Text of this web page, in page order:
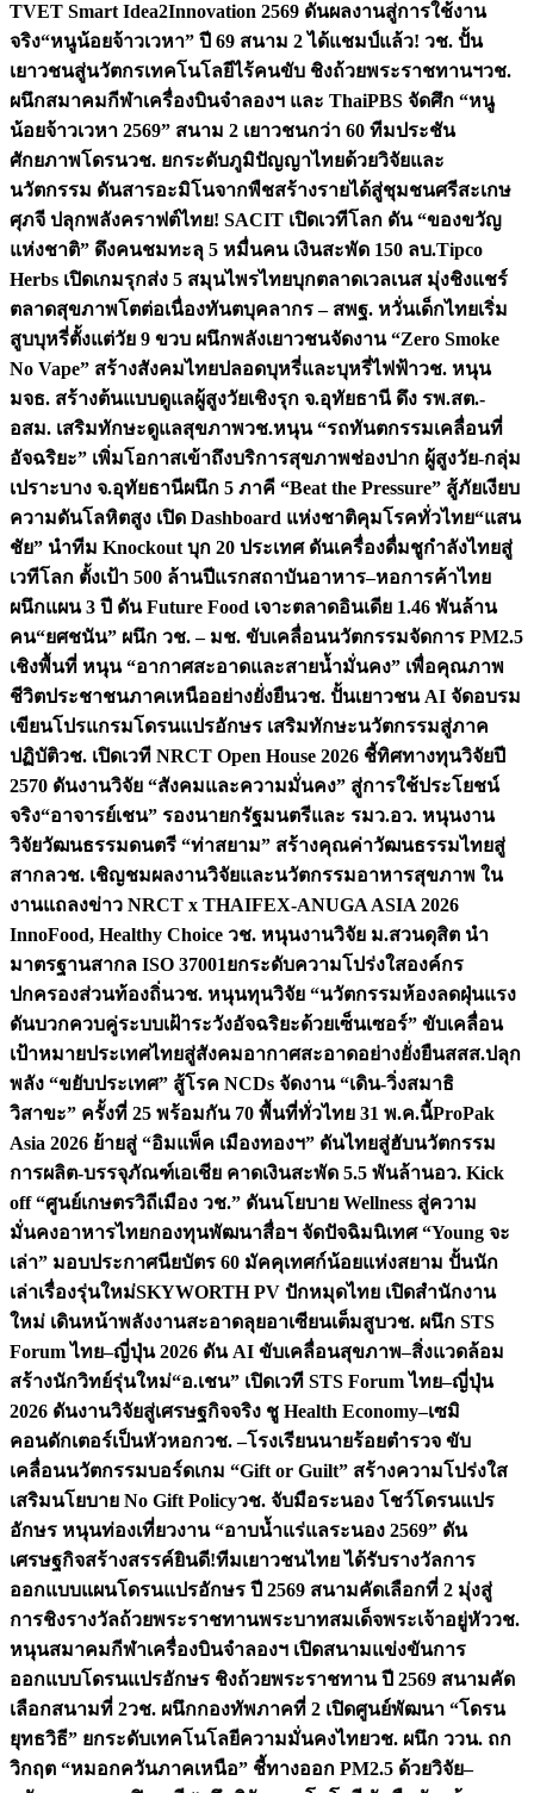
TVET Smart Idea2Innovation 2569 ดันผลงานสู่การใช้งาน
จริง“หนูน้อยจ้าวเวหา” ปี 69 สนาม 2 ได้แชมป์แล้ว! วช. ปั้น
เยาวชนสู่นวัตกรเทคโนโลยีไร้คนขับ ชิงถ้วยพระราชทานฯวช.
ผนึกสมาคมกีฬาเครื่องบินจำลองฯ และ ThaiPBS จัดศึก “หนู
น้อยจ้าวเวหา 2569” สนาม 2 เยาวชนกว่า 60 ทีมประชัน
ศักยภาพโดรนวช. ยกระดับภูมิปัญญาไทยด้วยวิจัยและ
นวัตกรรม ดันสารอะมิโนจากพืชสร้างรายได้สู่ชุมชนศรีสะเกษ
ศุภจี ปลุกพลังคราฟต์ไทย! SACIT เปิดเวทีโลก ดัน “ของขวัญ
แห่งชาติ” ดึงคนชมทะลุ 5 หมื่นคน เงินสะพัด 150 ลบ.Tipco
Herbs เปิดเกมรุกส่ง 5 สมุนไพรไทยบุกตลาดเวลเนส มุ่งชิงแชร์
ตลาดสุขภาพโตต่อเนื่องทันตบุคลากร – สพฐ. หวั่นเด็กไทยเริ่ม
สูบบุหรี่ตั้งแต่วัย 9 ขวบ ผนึกพลังเยาวชนจัดงาน “Zero Smoke
No Vape” สร้างสังคมไทยปลอดบุหรี่และบุหรี่ไฟฟ้าวช. หนุน
มจธ. สร้างต้นแบบดูแลผู้สูงวัยเชิงรุก จ.อุทัยธานี ดึง รพ.สต.-
อสม. เสริมทักษะดูแลสุขภาพวช.หนุน “รถทันตกรรมเคลื่อนที่
อัจฉริยะ” เพิ่มโอกาสเข้าถึงบริการสุขภาพช่องปาก ผู้สูงวัย-กลุ่ม
เปราะบาง จ.อุทัยธานีผนึก 5 ภาคี “Beat the Pressure” สู้ภัยเงียบ
ความดันโลหิตสูง เปิด Dashboard แห่งชาติคุมโรคทั่วไทย“แสน
ชัย” นำทีม Knockout บุก 20 ประเทศ ดันเครื่องดื่มชูกำลังไทยสู่
เวทีโลก ตั้งเป้า 500 ล้านปีแรกสถาบันอาหาร–หอการค้าไทย
ผนึกแผน 3 ปี ดัน Future Food เจาะตลาดอินเดีย 1.46 พันล้าน
คน“ยศชนัน” ผนึก วช. – มช. ขับเคลื่อนนวัตกรรมจัดการ PM2.5
เชิงพื้นที่ หนุน “อากาศสะอาดและสายน้ำมั่นคง” เพื่อคุณภาพ
ชีวิตประชาชนภาคเหนืออย่างยั่งยืนวช. ปั้นเยาวชน AI จัดอบรม
เขียนโปรแกรมโดรนแปรอักษร เสริมทักษะนวัตกรรมสู่ภาค
ปฏิบัติวช. เปิดเวที NRCT Open House 2026 ชี้ทิศทางทุนวิจัยปี
2570 ดันงานวิจัย “สังคมและความมั่นคง” สู่การใช้ประโยชน์
จริง“อาจารย์เชน” รองนายกรัฐมนตรีและ รมว.อว. หนุนงาน
วิจัยวัฒนธรรมดนตรี “ท่าสยาม” สร้างคุณค่าวัฒนธรรมไทยสู่
สากลวช. เชิญชมผลงานวิจัยและนวัตกรรมอาหารสุขภาพ ใน
งานแถลงข่าว NRCT x THAIFEX-ANUGA ASIA 2026
InnoFood, Healthy Choice วช. หนุนงานวิจัย ม.สวนดุสิต นำ
มาตรฐานสากล ISO 37001ยกระดับความโปร่งใสองค์กร
ปกครองส่วนท้องถิ่นวช. หนุนทุนวิจัย “นวัตกรรมห้องลดฝุ่นแรง
ดันบวกควบคู่ระบบเฝ้าระวังอัจฉริยะด้วยเซ็นเซอร์” ขับเคลื่อน
เป้าหมายประเทศไทยสู่สังคมอากาศสะอาดอย่างยั่งยืนสสส.ปลุก
พลัง “ขยับประเทศ” สู้โรค NCDs จัดงาน “เดิน-วิ่งสมาธิ
วิสาขะ” ครั้งที่ 25 พร้อมกัน 70 พื้นที่ทั่วไทย 31 พ.ค.นี้ProPak
Asia 2026 ย้ายสู่ “อิมแพ็ค เมืองทองฯ” ดันไทยสู่ฮับนวัตกรรม
การผลิต-บรรจุภัณฑ์เอเชีย คาดเงินสะพัด 5.5 พันล้านอว. Kick
off “ศูนย์เกษตรวิถีเมือง วช.” ดันนโยบาย Wellness สู่ความ
มั่นคงอาหารไทยกองทุนพัฒนาสื่อฯ จัดปัจฉิมนิเทศ “Young จะ
เล่า” มอบประกาศนียบัตร 60 มัคคุเทศก์น้อยแห่งสยาม ปั้นนัก
เล่าเรื่องรุ่นใหม่SKYWORTH PV ปักหมุดไทย เปิดสำนักงาน
ใหม่ เดินหน้าพลังงานสะอาดลุยอาเซียนเต็มสูบวช. ผนึก STS
Forum ไทย–ญี่ปุ่น 2026 ดัน AI ขับเคลื่อนสุขภาพ–สิ่งแวดล้อม
สร้างนักวิทย์รุ่นใหม่“อ.เชน” เปิดเวที STS Forum ไทย–ญี่ปุ่น
2026 ดันงานวิจัยสู่เศรษฐกิจจริง ชู Health Economy–เซมิ
คอนดักเตอร์เป็นหัวหอกวช. –โรงเรียนนายร้อยตำรวจ ขับ
เคลื่อนนวัตกรรมบอร์ดเกม “Gift or Guilt” สร้างความโปร่งใส
เสริมนโยบาย No Gift Policyวช. จับมือระนอง โชว์โดรนแปร
อักษร หนุนท่องเที่ยวงาน “อาบน้ำแร่แลระนอง 2569” ดัน
เศรษฐกิจสร้างสรรค์ยินดี!ทีมเยาวชนไทย ได้รับรางวัลการ
ออกแบบแผนโดรนแปรอักษร ปี 2569 สนามคัดเลือกที่ 2 มุ่งสู่
การชิงรางวัลถ้วยพระราชทานพระบาทสมเด็จพระเจ้าอยู่หัววช.
หนุนสมาคมกีฬาเครื่องบินจำลองฯ เปิดสนามแข่งขันการ
ออกแบบโดรนแปรอักษร ชิงถ้วยพระราชทาน ปี 2569 สนามคัด
เลือกสนามที่ 2วช. ผนึกกองทัพภาคที่ 2 เปิดศูนย์พัฒนา “โดรน
ยุทธวิธี” ยกระดับเทคโนโลยีความมั่นคงไทยวช. ผนึก ววน. ถก
วิกฤต “หมอกควันภาคเหนือ” ชี้ทางออก PM2.5 ด้วยวิจัย–